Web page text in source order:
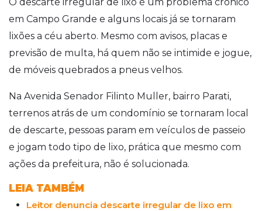
em Campo Grande e alguns locais já se tornaram
lixões a céu aberto. Mesmo com avisos, placas e
previsão de multa, há quem não se intimide e jogue,
de móveis quebrados a pneus velhos.
Na Avenida Senador Filinto Muller, bairro Parati,
terrenos atrás de um condomínio se tornaram local
de descarte, pessoas param em veículos de passeio
e jogam todo tipo de lixo, prática que mesmo com
ações da prefeitura, não é solucionada.
LEIA TAMBÉM
Leitor denuncia descarte irregular de lixo em